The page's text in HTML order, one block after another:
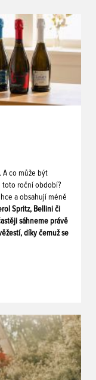
A co může být
toto roční období?
a obsahují méně
Spritz, Bellini či
sáhneme právě
díky čemuž se